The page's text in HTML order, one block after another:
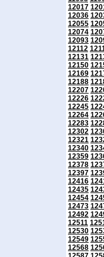
12017
12036
12055
12074
12093
12112
12131
12150
12169
12188
12207
12226
12245
12264
12283
12302
12321
12340
12359
12378
12397
12416
12435
12454
12473
12492
12511
12530
12549
12568